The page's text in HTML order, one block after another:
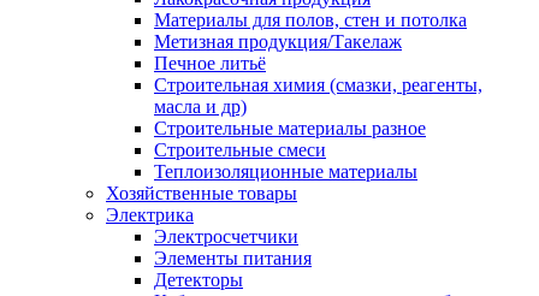
Материалы для полов, стен и потолка
Метизная продукция/Такелаж
Печное литьё
Строительная химия (смазки, реагенты,
масла и др)
Строительные материалы разное
Строительные смеси
Теплоизоляционные материалы
Хозяйственные товары
Электрика
Электросчетчики
Элементы питания
Детекторы